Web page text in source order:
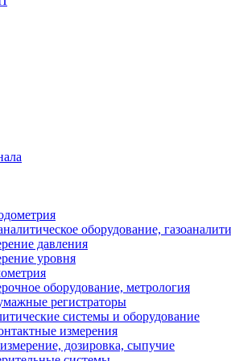
оборудование,
давления
уровня
оборудование, метрология
регистраторы
системы и оборудование
измерения
дозировка, сыпучие